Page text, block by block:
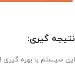
نتیجه گیری:
این سیستم با بهره گیری